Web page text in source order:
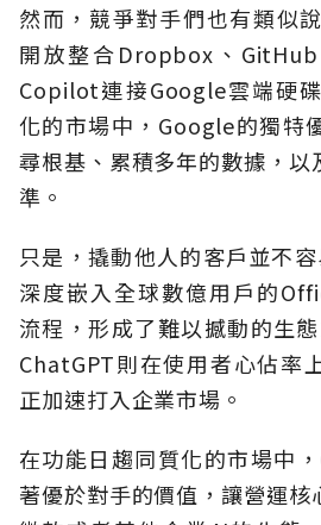
然而，競爭對手們也有類似
開放整合Dropbox、
Copilot連接Google雲端硬
化的市場中，Google的獨特
尋根基、累積多年的數據，以
準。
只是，撬動他人的客戶並不
深度嵌入全球數億用戶的
流程，形成了難以撼動的生
ChatGPT則在使用者心佔率
正加速打入企業市場。
在功能日趨同質化的市場中
著優於對手的價值，讓營運核